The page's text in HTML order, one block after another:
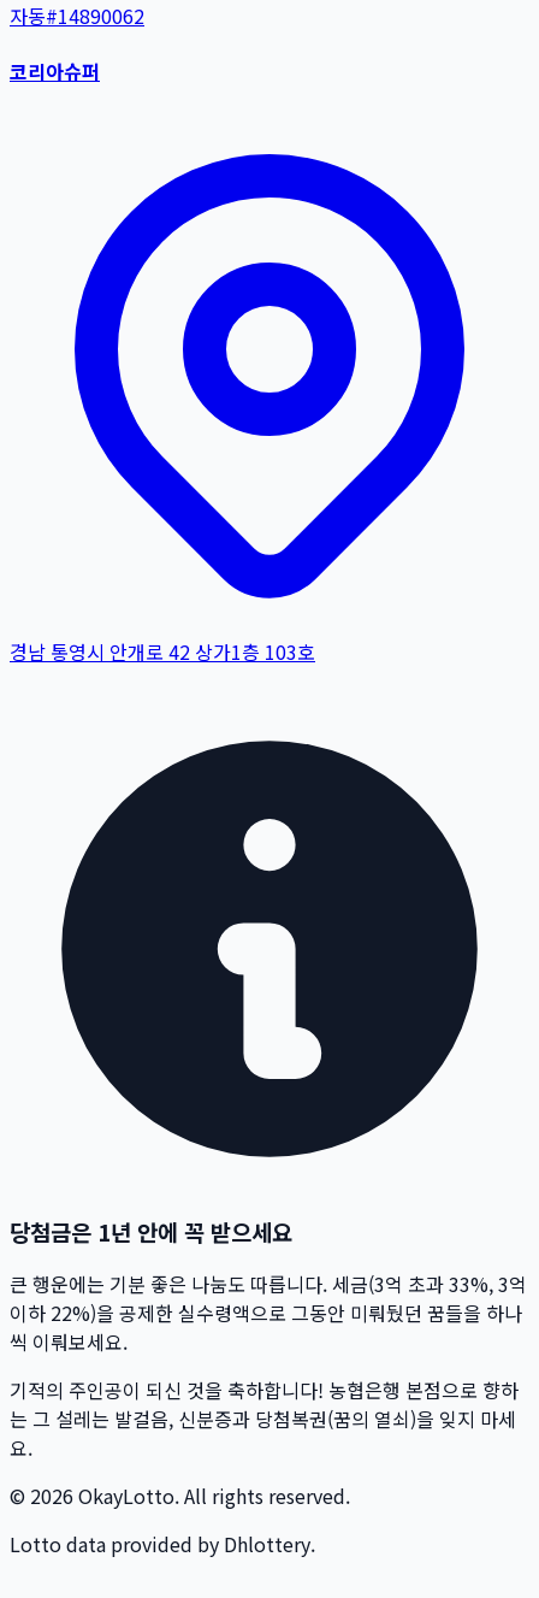
자동#14890062
코리아슈퍼
경남 통영시 안개로 42 상가1층 103호
당첨금은 1년 안에 꼭 받으세요
큰 행운에는 기분 좋은 나눔도 따릅니다. 세금(3억 초과 33%, 3억
이하 22%)을 공제한 실수령액으로 그동안 미뤄뒀던 꿈들을 하나
씩 이뤄보세요.
기적의 주인공이 되신 것을 축하합니다! 농협은행 본점으로 향하
는 그 설레는 발걸음, 신분증과 당첨복권(꿈의 열쇠)을 잊지 마세
요.
© 2026 OkayLotto. All rights reserved.
Lotto data provided by Dhlottery.